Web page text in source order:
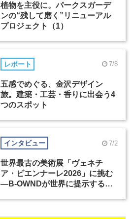
植物を主役に。パークスガーデ
ンの“残して磨く”リニューアル
プロジェクト（1）
レポート 7/8
五感でめぐる、金沢デザイン
旅。建築・工芸・香りに出会う4
つのスポット
インタビュー 7/2
世界最古の美術展「ヴェネチ
ア・ビエンナーレ2026」に挑む
―B-OWNDが世界に提示する美